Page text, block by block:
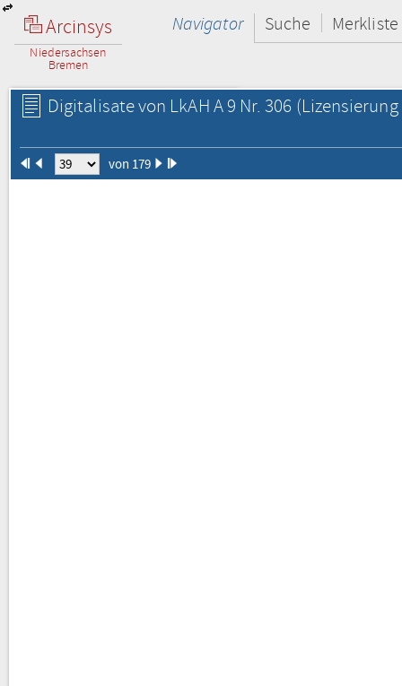
Arcinsys
Niedersachsen
Bremen
Navigator Suche Merkliste
Digitalisate von LkAH A 9 Nr. 306
von 179